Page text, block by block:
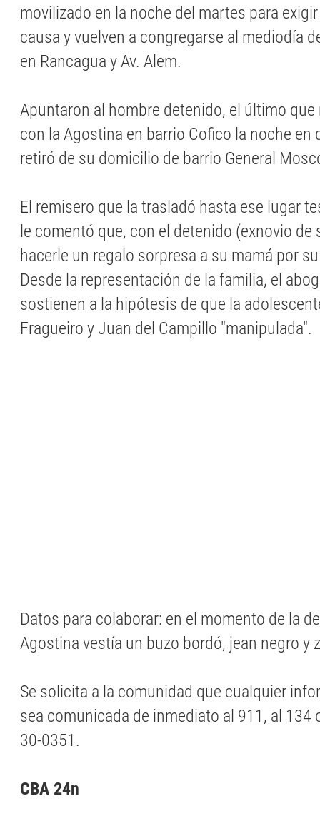
movilizado en la noche del martes para
causa y vuelven a congregarse al mediodía
en Rancagua y Av. Alem.
Apuntaron al hombre detenido, el último
con la Agostina en barrio Cofico la noche en
retiró de su domicilio de barrio General
El remisero que la trasladó hasta ese lugar
le comentó que, con el detenido (exnovio de
hacerle un regalo sorpresa a su mamá por
Desde la representación de la familia, el
sostienen a la hipótesis de que la
Fragueiro y Juan del Campillo "manipulada".
Datos para colaborar: en el momento de la
Agostina vestía un buzo bordó, jean negro y
Se solicita a la comunidad que cualquier
sea comunicada de inmediato al 911, al 134
30-0351.
CBA 24n